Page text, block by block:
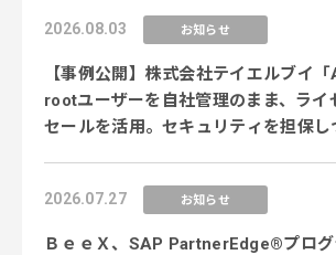
2026.08.03 お知らせ
【事例公開】株式会社テイエルブイ
rootユーザーを自社管理のまま、ライ
セールを活用。セキュリティを担保し
2026.07.27 お知らせ
ＢｅｅＸ、SAP PartnerEdge®プログ